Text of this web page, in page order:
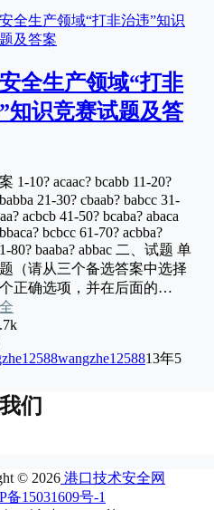
全生产领域“打非
知识竞赛试题及答
1-10? acaac? bcabb 11-20?
21-30? cbaab? babcc 31-
acbcb 41-50? bcaba? abaca
bcbcc 61-70? acbba?
80? baaba? abbac 二、试题 单
（请从三个备选答案中选择
正确选项，并在后面的…
wangzhe1258813年5
们
© 2026 港口技术安全网
备15031609号-1